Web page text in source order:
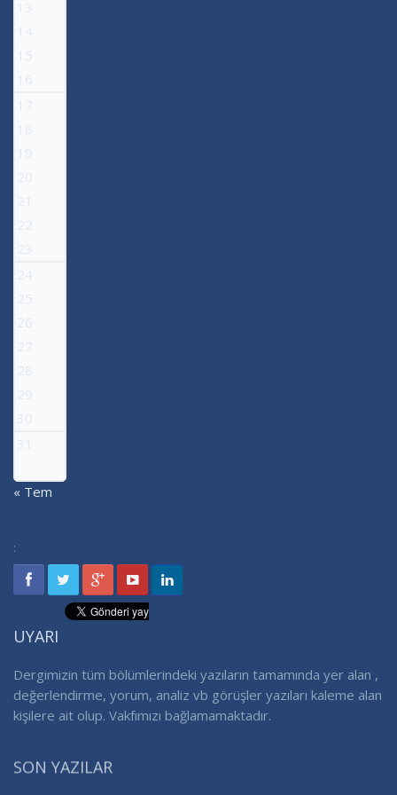
13
14
15
16
17
18
19
20
21
22
23
24
25
26
27
28
29
30
31
« Tem
:
UYARI
Dergimizin tüm bölümlerindeki yazıların tamamında yer alan ,
değerlendirme, yorum, analiz vb görüşler yazıları kaleme alan
kişilere ait olup. Vakfımızı bağlamamaktadır.
SON YAZILAR